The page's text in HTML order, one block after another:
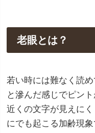
老眼とは？
若い時には難なく読
と滲んだ感じでピン
近くの文字が見えに
にでも起こる加齢現象